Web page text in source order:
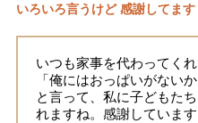
いろいろ言うけど 感謝してます
いつも家事を代わってく
「俺にはおっぱいがない
と言って、私に子どもた
れますね。感謝しています